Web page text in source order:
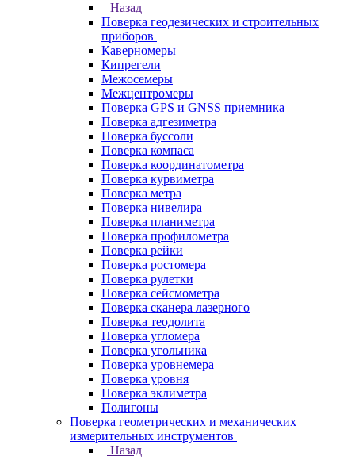
Назад
Поверка геодезических и строительных
приборов
Каверномеры
Кипрегели
Межосемеры
Межцентромеры
Поверка GPS и GNSS приемника
Поверка адгезиметра
Поверка буссоли
Поверка компаса
Поверка координатометра
Поверка курвиметра
Поверка метра
Поверка нивелира
Поверка планиметра
Поверка профилометра
Поверка рейки
Поверка ростомера
Поверка рулетки
Поверка сейсмометра
Поверка сканера лазерного
Поверка теодолита
Поверка угломера
Поверка угольника
Поверка уровнемера
Поверка уровня
Поверка эклиметра
Полигоны
Поверка геометрических и механических
измерительных инструментов
Назад